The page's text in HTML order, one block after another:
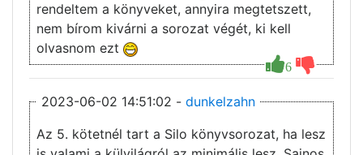
6
rendeltem a könyveket, annyira megtetszett,
nem bírom kivárni a sorozat végét, ki kell
olvasnom ezt
2023-06-02 14:51:02 - dunkelzahn
Az 5. kötetnél tart a Silo könyvsorozat, ha lesz